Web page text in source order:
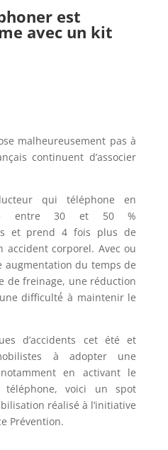
est
avec un kit
malheureusement pas à
continuent d’associer
qui téléphone en
entre 30 et 50 %
et prend 4 fois plus de
accident corporel. Avec ou
augmentation du temps de
de freinage, une réduction
difficulté́ à maintenir le
d’accidents cet été et
à adopter une
en activant le
voici un spot
réalisé à l’initiative
Prévention.